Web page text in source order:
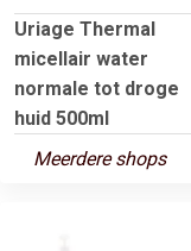
Uriage Thermal
micellair water
normale tot droge
huid 500ml
Meerdere shops